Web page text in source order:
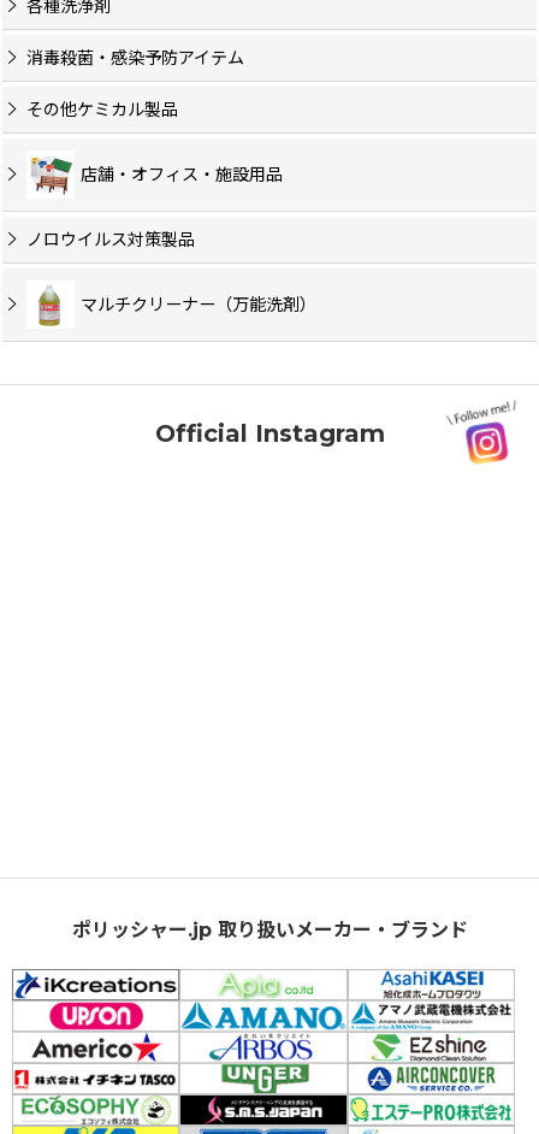
各種洗浄剤
消毒殺菌・感染予防アイテム
その他ケミカル製品
店舗・オフィス・施設用品
ノロウイルス対策製品
マルチクリーナー（万能洗剤）
Official Instagram
ポリッシャー.jp 取り扱いメーカー・ブランド